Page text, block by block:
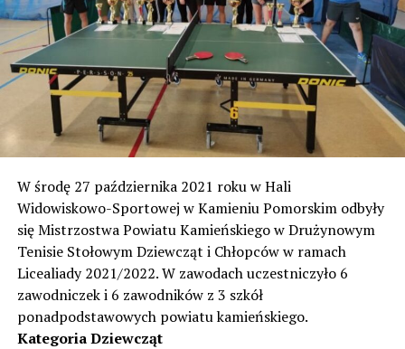
W środę 27 października 2021 roku w Hali
Widowiskowo-Sportowej w Kamieniu Pomorskim odbyły
się Mistrzostwa Powiatu Kamieńskiego w Drużynowym
Tenisie Stołowym Dziewcząt i Chłopców w ramach
Licealiady 2021/2022. W zawodach uczestniczyło 6
zawodniczek i 6 zawodników z 3 szkół
ponadpodstawowych powiatu kamieńskiego.
Kategoria Dziewcząt